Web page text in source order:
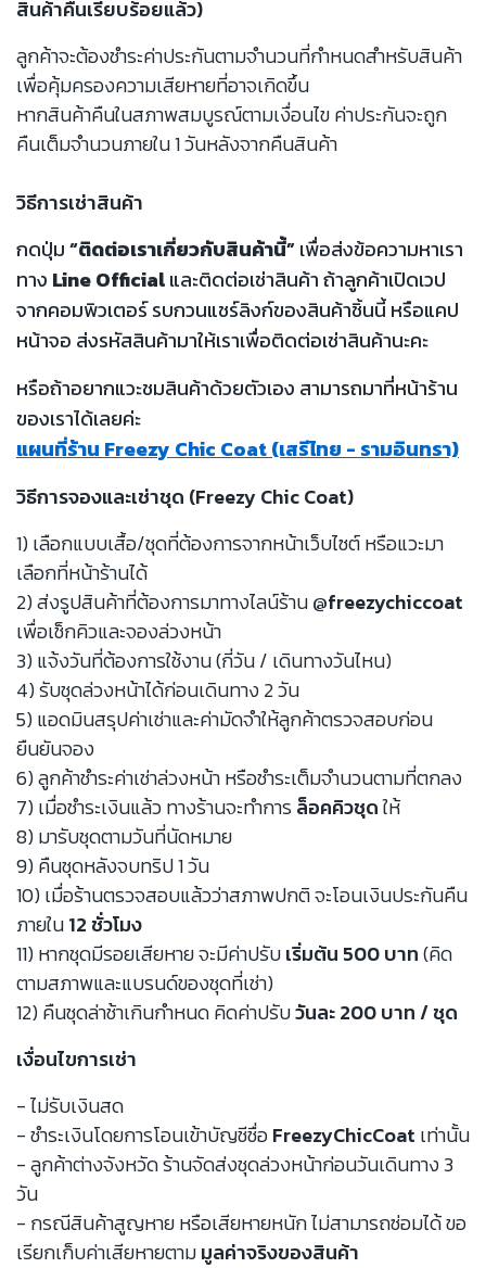
สินค้าคืนเรียบร้อยแล้ว)
ลูกค้าจะต้องชำระค่าประกันตามจำนวนที่กำหนดสำหรับสินค้า
เพื่อคุ้มครองความเสียหายที่อาจเกิดขึ้น
หากสินค้าคืนในสภาพสมบูรณ์ตามเงื่อนไข ค่าประกันจะถูก
คืนเต็มจำนวนภายใน 1 วันหลังจากคืนสินค้า
วิธีการเช่าสินค้า
กดปุ่ม“ติดต่อเราเกี่ยวกับสินค้านี้”เพื่อส่งข้อความหาเรา
ทาง Line Officialและติดต่อเช่าสินค้า ถ้าลูกค้าเปิดเวป
จากคอมพิวเตอร์ รบกวนแชร์ลิงก์ของสินค้าชิ้นนี้ หรือแคป
หน้าจอ ส่งรหัสสินค้ามาให้เราเพื่อติดต่อเช่าสินค้านะคะ
หรือถ้าอยากแวะชมสินค้าด้วยตัวเอง สามารถมาที่หน้าร้าน
ของเราได้เลยค่ะ
แผนที่ร้าน Freezy Chic Coat (เสรีไทย - รามอินทรา)
วิธีการจองและเช่าชุด (Freezy Chic Coat)
1) เลือกแบบเสื้อ/ชุดที่ต้องการจากหน้าเว็บไซต์ หรือแวะมา
เลือกที่หน้าร้านได้
2) ส่งรูปสินค้าที่ต้องการมาทางไลน์ร้าน@freezychiccoat
เพื่อเช็กคิวและจองล่วงหน้า
3) แจ้งวันที่ต้องการใช้งาน (กี่วัน / เดินทางวันไหน)
4) รับชุดล่วงหน้าได้ก่อนเดินทาง 2 วัน
5) แอดมินสรุปค่าเช่าและค่ามัดจำให้ลูกค้าตรวจสอบก่อน
ยืนยันจอง
6) ลูกค้าชำระค่าเช่าล่วงหน้า หรือชำระเต็มจำนวนตามที่ตกลง
7) เมื่อชำระเงินแล้ว ทางร้านจะทำการล็อคคิวชุดให้
8) มารับชุดตามวันที่นัดหมาย
9) คืนชุดหลังจบทริป 1 วัน
10) เมื่อร้านตรวจสอบแล้วว่าสภาพปกติ จะโอนเงินประกันคืน
ภายใน12 ชั่วโมง
11) หากชุดมีรอยเสียหาย จะมีค่าปรับเริ่มต้น 500 บาท(คิด
ตามสภาพและแบรนด์ของชุดที่เช่า)
12) คืนชุดล่าช้าเกินกำหนด คิดค่าปรับวันละ 200 บาท / ชุด
เงื่อนไขการเช่า
- ไม่รับเงินสด
- ชำระเงินโดยการโอนเข้าบัญชีชื่อFreezyChicCoat เท่านั้น
- ลูกค้าต่างจังหวัด ร้านจัดส่งชุดล่วงหน้าก่อนวันเดินทาง 3
วัน
- กรณีสินค้าสูญหาย หรือเสียหายหนัก ไม่สามารถซ่อมได้ ขอ
เรียกเก็บค่าเสียหายตามมูลค่าจริงของสินค้า